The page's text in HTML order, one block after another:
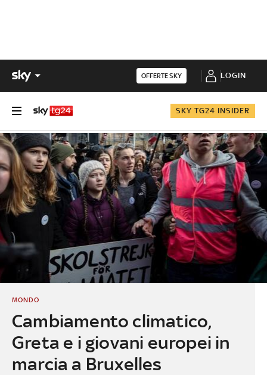
OFFERTE SKY LOGIN
SKY TG24 INSIDER
Cambiamento climatico,
Greta e i giovani europei in
marcia a Bruxelles
MONDO